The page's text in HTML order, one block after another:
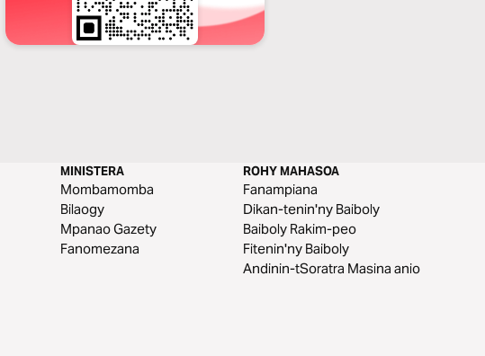
MINISTERA
Mombamomba
Bilaogy
Mpanao Gazety
Fanomezana
ROHY MAHASOA
Fanampiana
Dikan-tenin'ny Baiboly
Baiboly Rakim-peo
Fitenin'ny Baiboly
Andinin-tSoratra Masina anio